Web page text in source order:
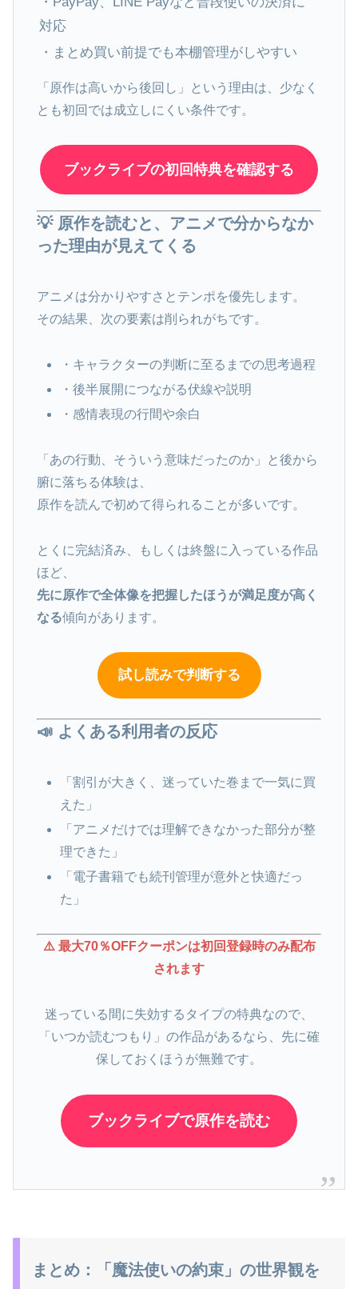
対応
・まとめ買い前提でも本棚管理がしやすい
「原作は高いから後回し」という理由は、少なく
とも初回では成立しにくい条件です。
ブックライブの初回特典を確認する
💡 原作を読むと、アニメで分からなか
った理由が見えてくる
アニメは分かりやすさとテンポを優先します。
その結果、次の要素は削られがちです。
・キャラクターの判断に至るまでの思考過程
・後半展開につながる伏線や説明
・感情表現の行間や余白
「あの行動、そういう意味だったのか」と後から
腑に落ちる体験は、
原作を読んで初めて得られることが多いです。
とくに完結済み、もしくは終盤に入っている作品
ほど、
先に原作で全体像を把握したほうが満足度が高く
なる傾向があります。
試し読みで判断する
📣 よくある利用者の反応
「割引が大きく、迷っていた巻まで一気に買
えた」
「アニメだけでは理解できなかった部分が整
理できた」
「電子書籍でも続刊管理が意外と快適だっ
た」
⚠️ 最大70％OFFクーポンは初回登録時のみ配布
されます
迷っている間に失効するタイプの特典なので、
「いつか読むつもり」の作品があるなら、先に確
保しておくほうが無難です。
ブックライブで原作を読む
まとめ：「魔法使いの約束」の世界観を